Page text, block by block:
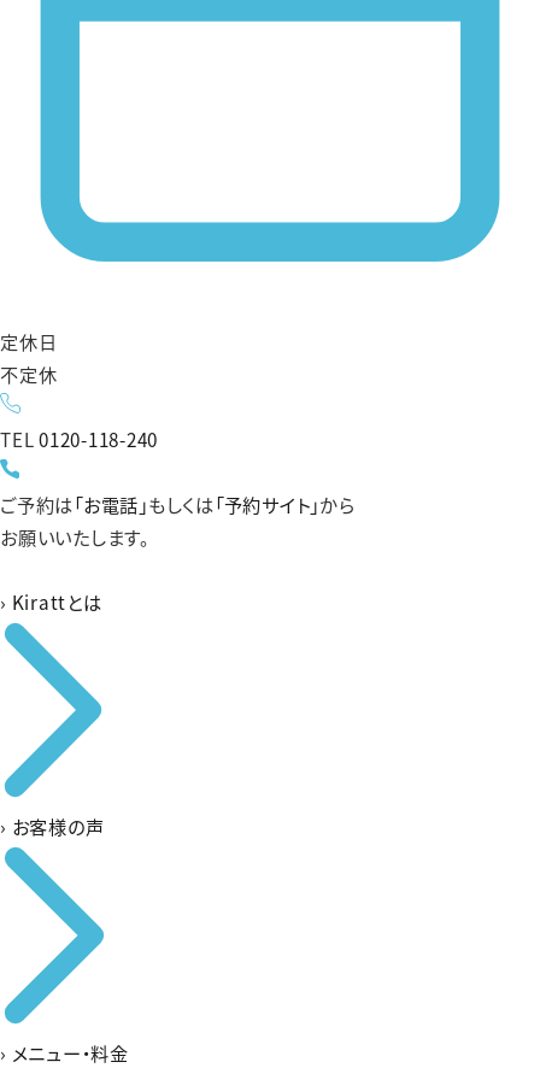
定休日
不定休
TEL0120-118-240
ご予約は「お電話」もしくは「予約サイト」から
お願いいたします。
› Kirattとは
› お客様の声
› メニュー・料金